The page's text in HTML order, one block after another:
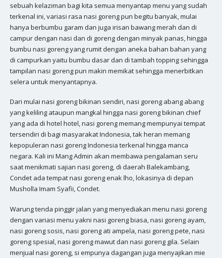
sebuah kelaziman bagi kita semua menyantap menu yang sudah
terkenal ini, variasi rasa nasi goreng pun begitu banyak, mulai
hanya berbumbu garam dan juga irisan bawang merah dan di
campur dengan nasi dan di goreng dengan minyak panas, hingga
bumbu nasi goreng yang rumit dengan aneka bahan bahan yang
di campurkan yaitu bumbu dasar dan di tambah topping sehingga
tampilan nasi goreng pun makin memikat sehingga menerbitkan
selera untuk menyantapnya.
Dari mulai nasi goreng bikinan sendiri, nasi goreng abang abang
yang keliling ataupun mangkal hingga nasi goreng bikinan chief
yang ada di hotel hotel, nasi goreng memang mempunyai tempat
tersendiri di bagi masyarakat Indonesia, tak heran memang
kepopuleran nasi goreng Indonesia terkenal hingga manca
negara. Kali ini Mang Admin akan membawa pengalaman seru
saat menikmati sajian nasi goreng, di daerah Balekambang,
Condet ada tempat nasi goreng enak lho, lokasinya di depan
Musholla Imam Syafii, Condet.
Warung tenda pinggir jalan yang menyediakan menu nasi goreng
dengan variasi menu yakni nasi goreng biasa, nasi goreng ayam,
nasi goreng sosis, nasi goreng ati ampela, nasi goreng pete, nasi
goreng spesial, nasi goreng mawut dan nasi goreng gila. Selain
menjual nasi goreng, si empunya dagangan juga menyajikan mie